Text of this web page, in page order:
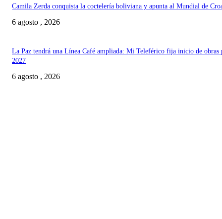
Camila Zerda conquista la coctelería boliviana y apunta al Mundial de
6 agosto , 2026
La Paz tendrá una Línea Café ampliada: Mi Teleférico fija inicio de obras
2027
6 agosto , 2026